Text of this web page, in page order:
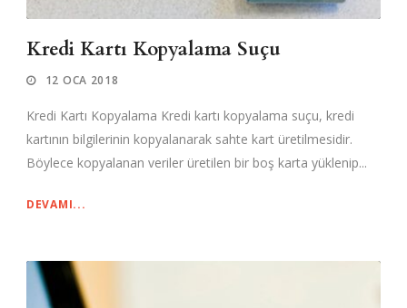
Kredi Kartı Kopyalama Suçu
12 OCA 2018
Kredi Kartı Kopyalama Kredi kartı kopyalama suçu, kredi
kartının bilgilerinin kopyalanarak sahte kart üretilmesidir.
Böylece kopyalanan veriler üretilen bir boş karta yüklenip...
DEVAMI...